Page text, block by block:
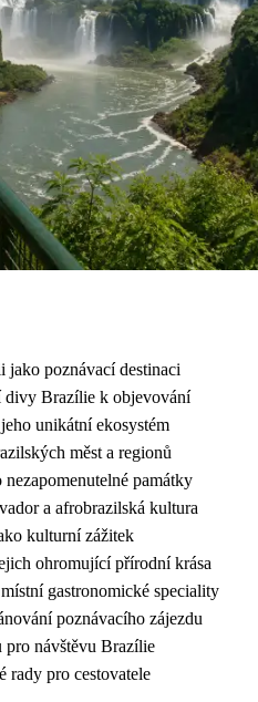
poznávací destinaci
divy Brazílie k objevování
unikátní ekosystém
měst a regionů
památky
a afrobrazilská kultura
kulturní zážitek
ohromující přírodní krása
gastronomické speciality
poznávacího zájezdu
návštěvu Brazílie
rady pro cestovatele